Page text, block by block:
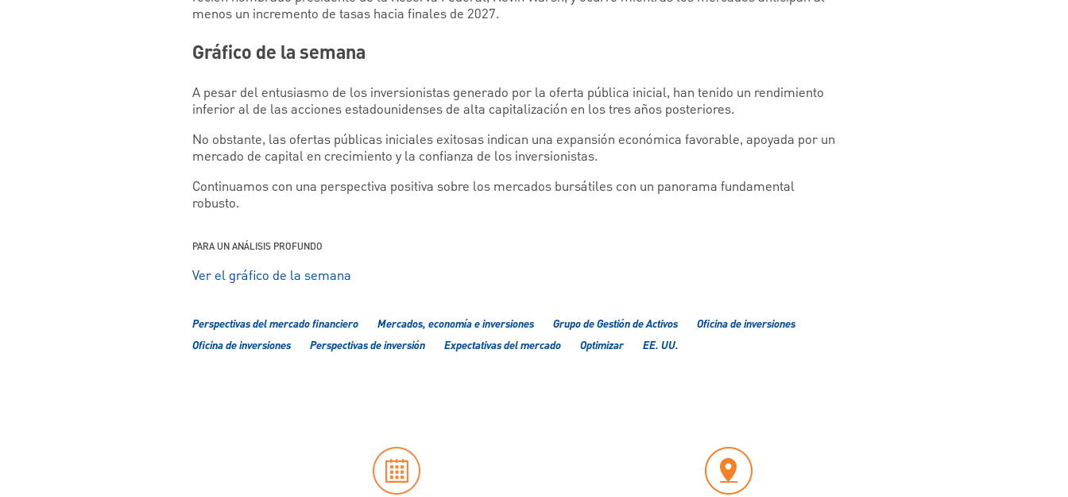
menos un incremento de tasas hacia finales de 2027.
Gráfico de la semana
A pesar del entusiasmo de los inversionistas generado por la oferta pública inicial, han tenido un rendimiento
inferior al de las acciones estadounidenses de alta capitalización en los tres años posteriores.
No obstante, las ofertas públicas iniciales exitosas indican una expansión económica favorable, apoyada por un
mercado de capital en crecimiento y la confianza de los inversionistas.
Continuamos con una perspectiva positiva sobre los mercados bursátiles con un panorama fundamental
robusto.
PARA UN ANÁLISIS PROFUNDO
Ver el gráfico de la semana
Perspectivas del mercado financiero Mercados, economía e inversiones Grupo de Gestión de Activos
Oficina de inversiones
Oficina de inversiones
Perspectivas de inversión Expectativas del mercado Optimizar EE. UU.